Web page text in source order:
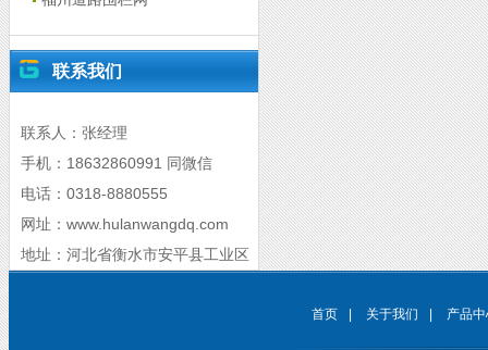
联系我们
联系人：张经理
手机：18632860991 同微信
电话：0318-8880555
网址：www.hulanwangdq.com
地址：河北省衡水市安平县工业区
首页 关于我们 产品中